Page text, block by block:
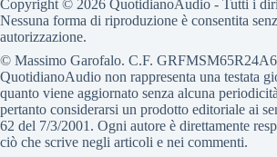
Copyright © 2026 QuotidianoAudio - Tutti i
Nessuna forma di riproduzione è consentita
autorizzazione.
© Massimo Garofalo. C.F.
QuotidianoAudio non rappresenta una testata
quanto viene aggiornato senza alcuna
pertanto considerarsi un prodotto editoriale ai
62 del 7/3/2001. Ogni autore è direttamente
ciò che scrive negli articoli e nei commenti.